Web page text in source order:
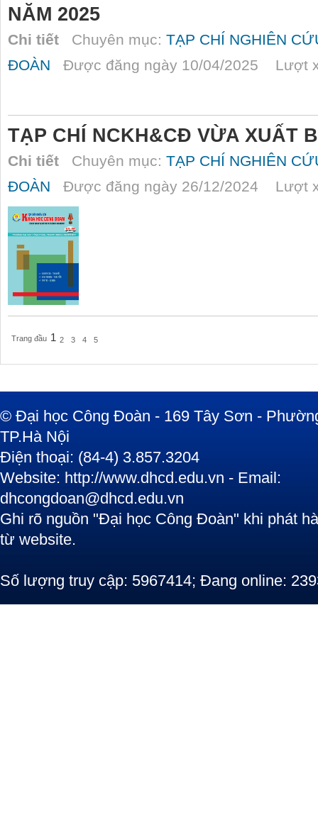
NĂM 2025
Chi tiết Chuyên mục: TẠP CHÍ NGHIÊN
ĐOÀN Được đăng ngày 10/04/2025 Lượt
TẠP CHÍ NCKH&CĐ VỪA XUẤT
Chi tiết Chuyên mục: TẠP CHÍ NGHIÊN
ĐOÀN Được đăng ngày 26/12/2024 Lượt
Trang đầu 1 2 3 4 5
© Đại học Công Đoàn - 169 Tây Sơn -
TP.Hà Nội
Điện thoại: (84-4) 3.857.3204
Website: http://www.dhcd.edu.vn - Email:
dhcongdoan@dhcd.edu.vn
Ghi rõ nguồn "Đại học Công Đoàn" khi phát
từ website.
Số lượng truy cập: 5967414; Đang online: